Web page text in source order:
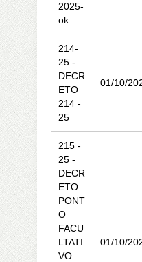
2025-
ok
214-
25 -
DECR
ETO
214 -
25
01/10/
215 -
25 -
DECR
ETO
PONT
O
FACU
LTATI
VO
01/10/